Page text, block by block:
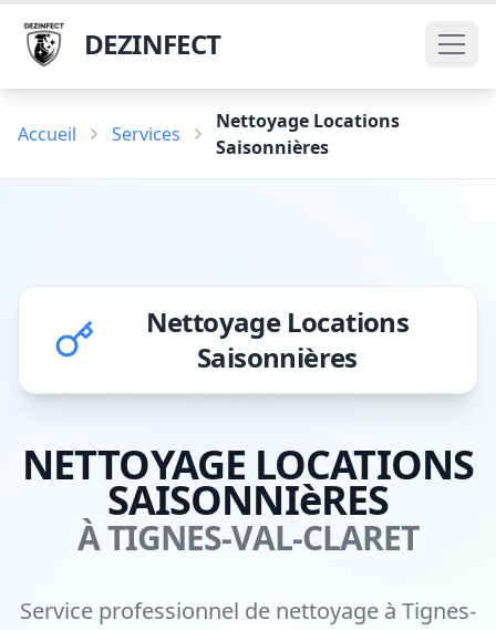
DEZINFECT
Accueil Services
Nettoyage Locations
Saisonnières
Nettoyage Locations
Saisonnières
NETTOYAGE LOCATIONS
SAISONNIèRES
À TIGNES-VAL-CLARET
Service professionnel de nettoyage à Tignes-